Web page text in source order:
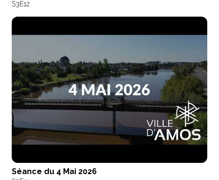
S3E12
Séance du 4 Mai 2026